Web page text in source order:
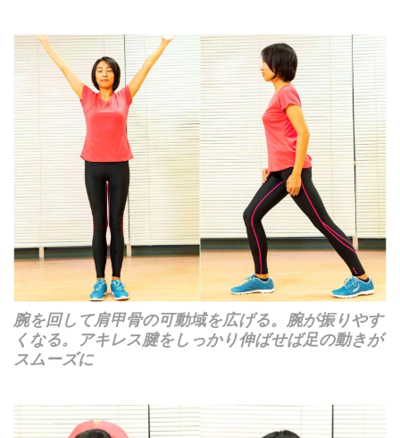
腕を回して肩甲骨の可動域を広げる。腕が振りやす
くなる。アキレス腱をしっかり伸ばせば足の動きが
スムーズに